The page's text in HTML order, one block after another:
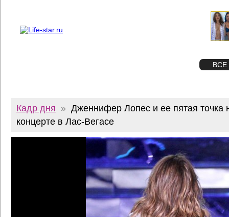
ВСЕ
Кадр дня » Дженнифер Лопес и ее пятая точка
концерте в Лас-Вегасе